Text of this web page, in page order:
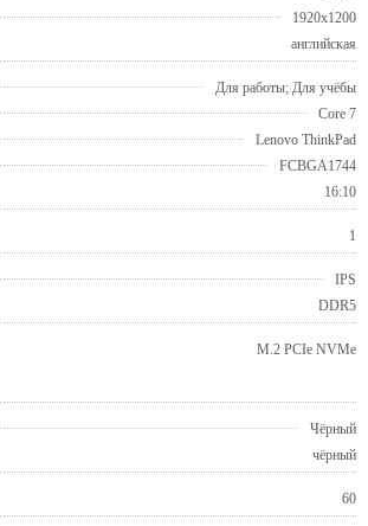
1920x1200
английская
Для работы; Для учёбы
Core 7
Lenovo ThinkPad
FCBGA1744
16:10
1
IPS
DDR5
M.2 PCIe NVMe
Чёрный
чёрный
60